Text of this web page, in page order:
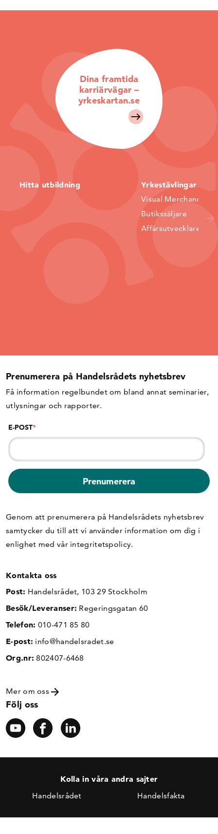
Dina framtida
karriärvägar –
yrkeskartan.se
Hitta utbildning Yrkestävlingar
Visual Merchandiser
Butikssäljare
Affärsutvecklare
Prenumerera på Handelsrådets nyhetsbrev
Få information regelbundet om bland annat seminarier,
utlysningar och rapporter.
E-POST*
Genom att prenumerera på Handelsrådets nyhetsbrev
samtycker du till att vi använder information om dig i
enlighet med vår integritetspolicy.
Kontakta oss
Post: Handelsrådet, 103 29 Stockholm
Besök/Leveranser: Regeringsgatan 60
Telefon: 010-471 85 80
E-post: info@handelsradet.se
Org.nr: 802407-6468
Mer om oss
Följ oss
Kolla in våra andra sajter
Handelsrådet Handelsfakta